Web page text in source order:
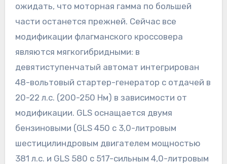
ожидать, что моторная гамма по большей
части останется прежней. Сейчас все
модификации флагманского кроссовера
являются мягкогибридными: в
девятиступенчатый автомат интегрирован
48-вольтовый стартер-генератор c отдачей в
20-22 л.с. (200-250 Нм) в зависимости от
модификации. GLS оснащается двумя
бензиновыми (GLS 450 с 3,0-литровым
шестицилиндровым двигателем мощностью
381 л.с. и GLS 580 с 517-сильным 4,0-литровым